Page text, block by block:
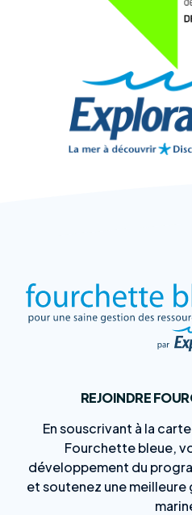
REJOINDRE
En souscrivant à la
Fourchette bleue,
développement du
et soutenez une